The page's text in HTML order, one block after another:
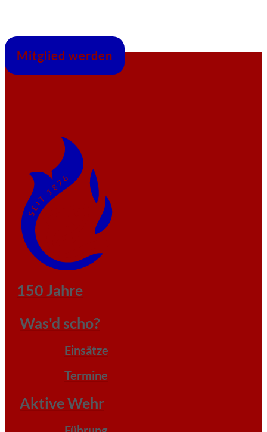
Mitglied werden
150 Jahre
Was'd scho?
Einsätze
Termine
Aktive Wehr